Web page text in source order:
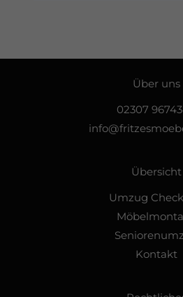
Über uns
02307
Übersicht
Umzug
Kontakt